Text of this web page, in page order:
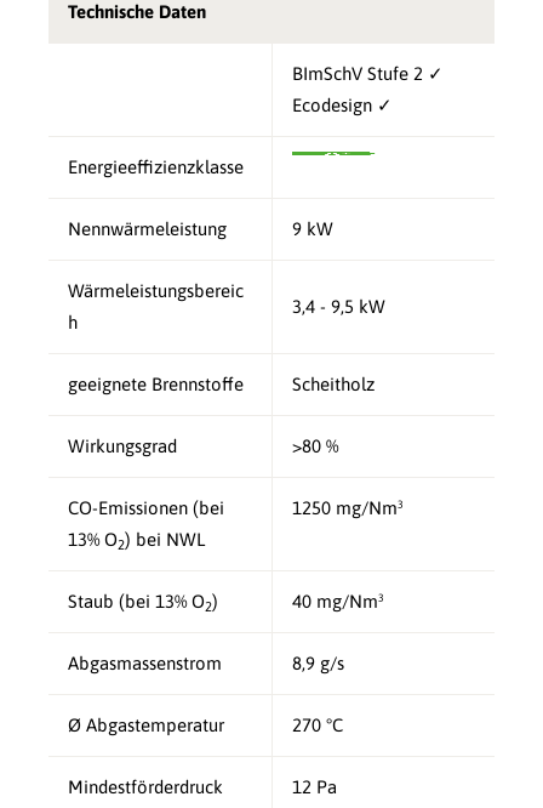
Technische Daten
BImSchV Stufe 2 ✓
Ecodesign ✓
Energieeffizienzklasse
Nennwärmeleistung 9 kW
Wärmeleistungsbereic
h
3,4 - 9,5 kW
geeignete Brennstoffe Scheitholz
Wirkungsgrad >80 %
CO-Emissionen (bei
13% O2) bei NWL
1250 mg/Nm³
Staub (bei 13% O2) 40 mg/Nm³
Abgasmassenstrom 8,9 g/s
Ø Abgastemperatur 270 °C
Mindestförderdruck 12 Pa